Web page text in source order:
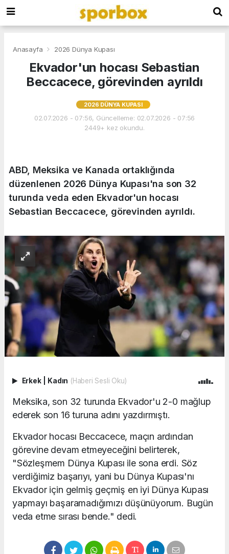
Anasayfa 2026 Dünya Kupası
Ekvador'un hocası Sebastian
Beccacece, görevinden ayrıldı
2026 DÜNYA KUPASI
02.07.2026 - 07:56, Güncelleme: 02.07.2026 - 07:56
2449+ kez okundu.
ABD, Meksika ve Kanada ortaklığında
düzenlenen 2026 Dünya Kupası'na son 32
turunda veda eden Ekvador'un hocası
Sebastian Beccacece, görevinden ayrıldı.
Erkek Kadın (Haberi Sesli Oku)
Meksika, son 32 turunda Ekvador'u 2-0 mağlup
ederek son 16 turuna adını yazdırmıştı.
Ekvador hocası Beccacece, maçın ardından
görevine devam etmeyeceğini belirterek,
"Sözleşmem Dünya Kupası ile sona erdi. Söz
verdiğimiz başarıyı, yani bu Dünya Kupası'nı
Ekvador için gelmiş geçmiş en iyi Dünya Kupası
yapmayı başaramadığımızı düşünüyorum. Bugün
veda etme sırası bende." dedi.